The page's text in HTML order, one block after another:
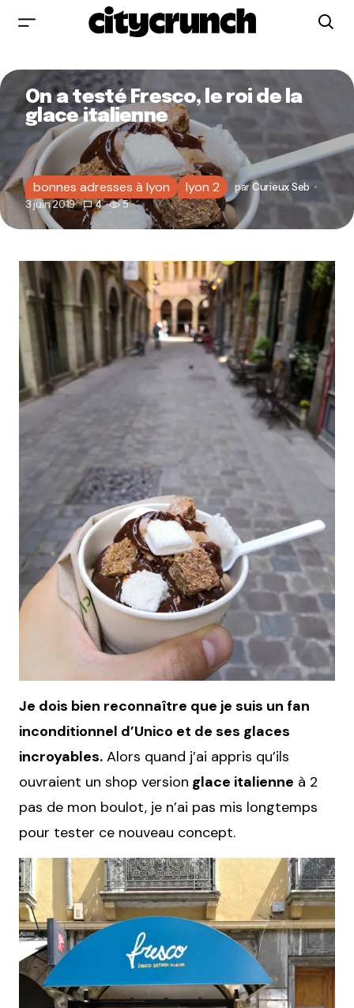
On a testé Fresco, le roi de la
glace italienne
bonnes adresses à lyon lyon 2 parCurieux Seb
3 juin 2019
4 5
Je dois bien reconnaître que je suis un fan
inconditionnel d’Unico et de ses glaces
incroyables. Alors quand j’ai appris qu’ils
ouvraient un shop version glace italienne à 2
pas de mon boulot, je n’ai pas mis longtemps
pour tester ce nouveau concept.